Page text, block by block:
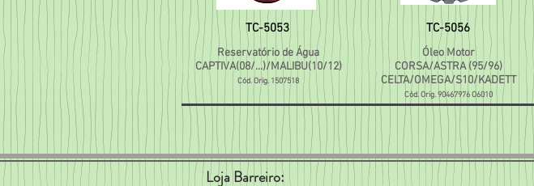
TC-5053
Reservatório de Água
CAPTIVA(08/...)/MALIBU(10/12)
Cód. Orig. 1507518
TC-5056
Óleo Motor
CORSA/ASTRA (95/96)
CELTA/OMEGA/S10/KADETT
Cód. Orig. 90467976 O6010
Loja Barreiro: